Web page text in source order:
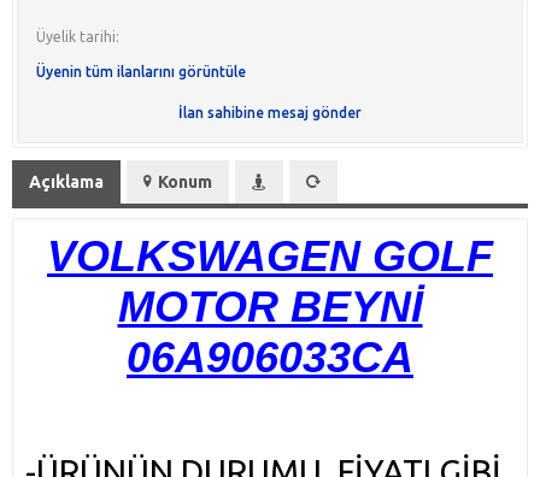
Üyelik tarihi:
Üyenin tüm ilanlarını görüntüle
İlan sahibine mesaj gönder
Açıklama Konum
VOLKSWAGEN GOLF
MOTOR BEYNİ
06A906033CA